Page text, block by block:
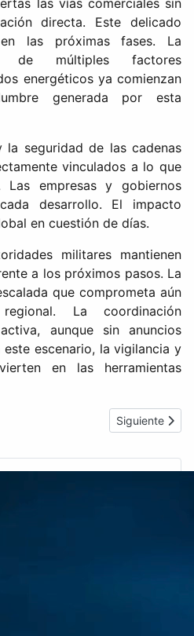
las vías comerciales sin
directa. Este delicado
las próximas fases. La
de múltiples factores
energéticos ya comienzan
generada por esta
seguridad de las cadenas
vinculados a lo que
empresas y gobiernos
desarrollo. El impacto
en cuestión de días.
militares mantienen
a los próximos pasos. La
que comprometa aún
La coordinación
aunque sin anuncios
escenario, la vigilancia y
en las herramientas
el estrecho de Ormuz y excluye
Artículo
Siguiente